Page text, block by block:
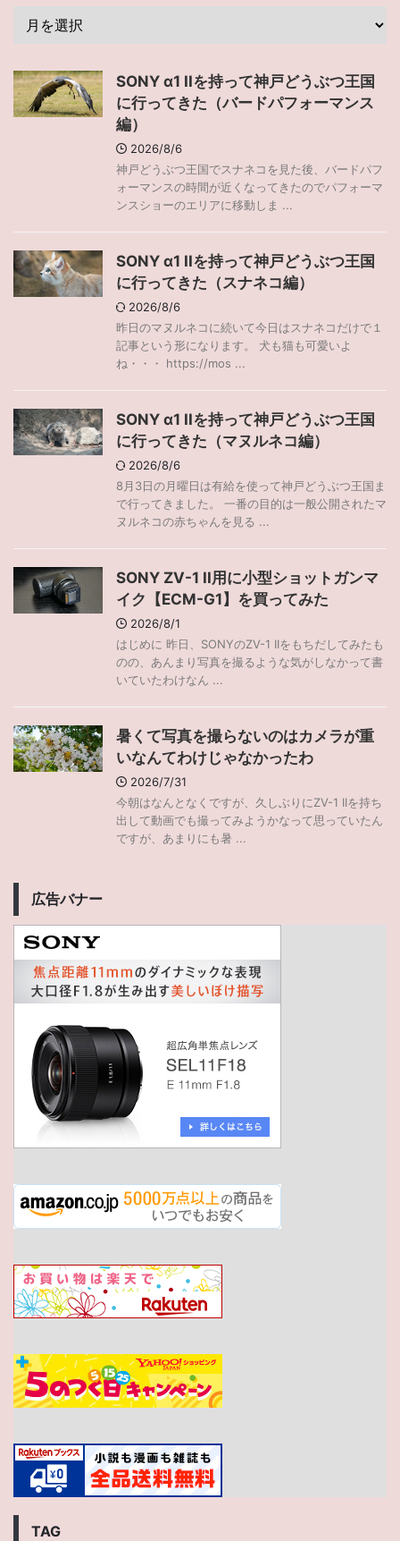
SONY α1 IIを持って神戸どうぶつ王国
に行ってきた（バードパフォーマンス
編）
2026/8/6
神戸どうぶつ王国でスナネコを見た後、バードパフ
ォーマンスの時間が近くなってきたのでパフォーマ
ンスショーのエリアに移動しま ...
SONY α1 IIを持って神戸どうぶつ王国
に行ってきた（スナネコ編）
2026/8/6
昨日のマヌルネコに続いて今日はスナネコだけで１
記事という形になります。 犬も猫も可愛いよ
ね・・・ https://mos ...
SONY α1 IIを持って神戸どうぶつ王国
に行ってきた（マヌルネコ編）
2026/8/6
8月3日の月曜日は有給を使って神戸どうぶつ王国ま
で行ってきました。 一番の目的は一般公開されたマ
ヌルネコの赤ちゃんを見る ...
SONY ZV-1 II用に小型ショットガンマ
イク【ECM-G1】を買ってみた
2026/8/1
はじめに 昨日、SONYのZV-1 IIをもちだしてみたも
のの、あんまり写真を撮るような気がしなかって書
いていたわけなん ...
暑くて写真を撮らないのはカメラが重
いなんてわけじゃなかったわ
2026/7/31
今朝はなんとなくですが、久しぶりにZV-1 IIを持ち
出して動画でも撮ってみようかなって思っていたん
ですが、あまりにも暑 ...
広告バナー
TAG